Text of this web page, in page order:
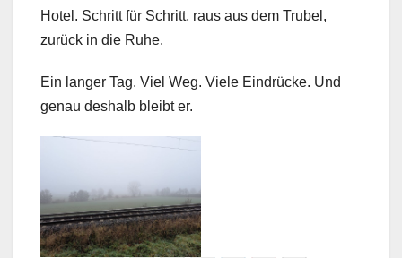
Hotel. Schritt für Schritt, raus aus dem Trubel,
zurück in die Ruhe.
Ein langer Tag. Viel Weg. Viele Eindrücke. Und
genau deshalb bleibt er.